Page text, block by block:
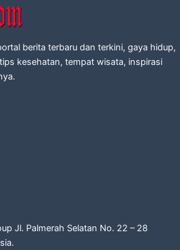
berita terbaru dan terkini, gaya hidup,
kesehatan, tempat wisata, inspirasi
Jl. Palmerah Selatan No. 22 – 28